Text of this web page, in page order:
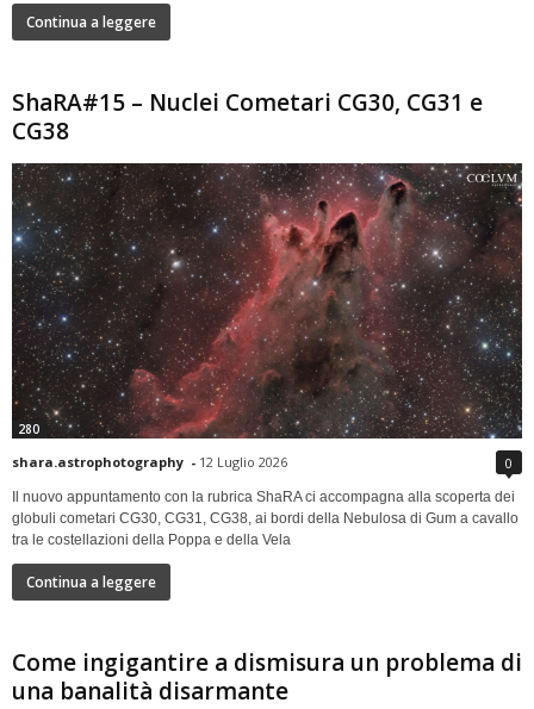
Continua a leggere
ShaRA#15 – Nuclei Cometari CG30, CG31 e
CG38
280
shara.astrophotography - 12 Luglio 2026 0
Il nuovo appuntamento con la rubrica ShaRA ci accompagna alla scoperta dei
globuli cometari CG30, CG31, CG38, ai bordi della Nebulosa di Gum a cavallo
tra le costellazioni della Poppa e della Vela
Continua a leggere
Come ingigantire a dismisura un problema di
una banalità disarmante